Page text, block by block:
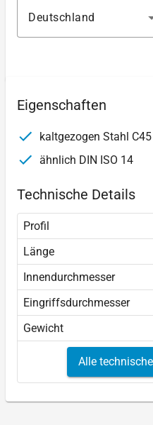
Deutschland
Eigenschaften
kaltgezogen Stahl C45
ähnlich DIN ISO 14
Technische Details
Profil
Länge
Innendurchmesser
Eingriffsdurchmesser
Gewicht
Alle